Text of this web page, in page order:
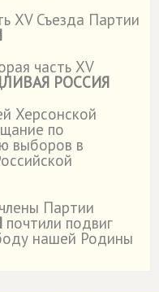
XV Съезда Партии
часть XV
РОССИЯ
Херсонской
по
выборов в
Партии
почтили подвиг
нашей Родины